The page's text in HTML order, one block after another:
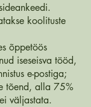
koolituste
õppetöös
iseseisva tööd,
e-postiga;
tõend, alla 75%
väljastata.